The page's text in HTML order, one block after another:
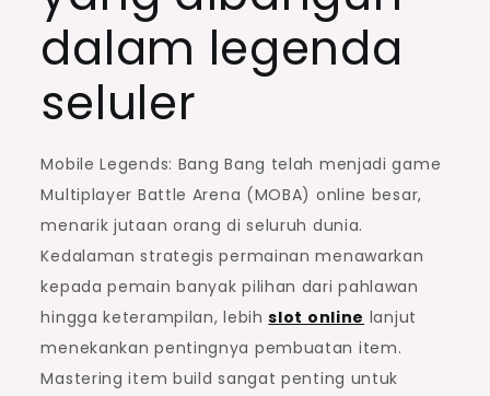
dalam legenda
seluler
Mobile Legends: Bang Bang telah menjadi game
Multiplayer Battle Arena (MOBA) online besar,
menarik jutaan orang di seluruh dunia.
Kedalaman strategis permainan menawarkan
kepada pemain banyak pilihan dari pahlawan
hingga keterampilan, lebihslot online lanjut
menekankan pentingnya pembuatan item.
Mastering item build sangat penting untuk